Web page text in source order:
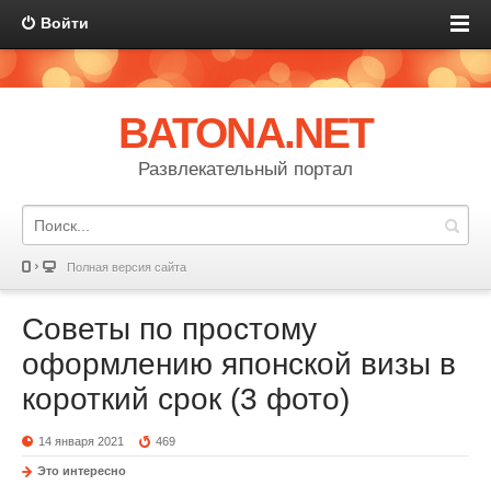
Войти
BATONA.NET
Развлекательный портал
Полная версия сайта
Советы по простому
оформлению японской визы в
короткий срок (3 фото)
14 января 2021 469
Это интересно